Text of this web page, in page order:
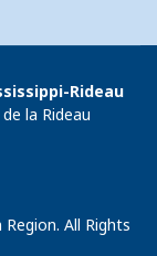
Rideau
la Rideau
All Rights